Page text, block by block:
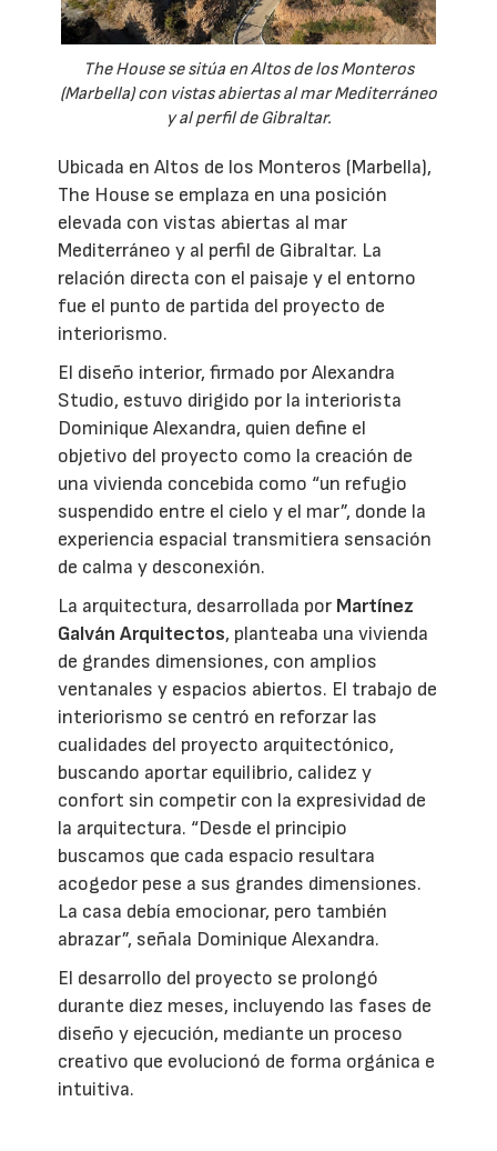
The House se sitúa en Altos de los Monteros
(Marbella) con vistas abiertas al mar Mediterráneo
y al perfil de Gibraltar.
Ubicada en Altos de los Monteros (Marbella),
The House se emplaza en una posición
elevada con vistas abiertas al mar
Mediterráneo y al perfil de Gibraltar. La
relación directa con el paisaje y el entorno
fue el punto de partida del proyecto de
interiorismo.
El diseño interior, firmado por Alexandra
Studio, estuvo dirigido por la interiorista
Dominique Alexandra, quien define el
objetivo del proyecto como la creación de
una vivienda concebida como “un refugio
suspendido entre el cielo y el mar”, donde la
experiencia espacial transmitiera sensación
de calma y desconexión.
La arquitectura, desarrollada por Martínez
Galván Arquitectos, planteaba una vivienda
de grandes dimensiones, con amplios
ventanales y espacios abiertos. El trabajo de
interiorismo se centró en reforzar las
cualidades del proyecto arquitectónico,
buscando aportar equilibrio, calidez y
confort sin competir con la expresividad de
la arquitectura. “Desde el principio
buscamos que cada espacio resultara
acogedor pese a sus grandes dimensiones.
La casa debía emocionar, pero también
abrazar”, señala Dominique Alexandra.
El desarrollo del proyecto se prolongó
durante diez meses, incluyendo las fases de
diseño y ejecución, mediante un proceso
creativo que evolucionó de forma orgánica e
intuitiva.